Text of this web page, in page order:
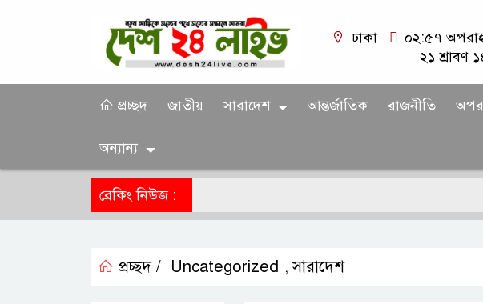
ঢাকা
০২:৫৭
২১ শ্রাবণ
প্রচ্ছদ জাতীয় সারাদেশ আন্তর্জাতিক রাজনীতি
অন্যান্য
ব্রেকিং নিউজ :
প্রচ্ছদ / Uncategorized ,সারাদেশ